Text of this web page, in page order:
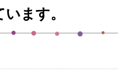
ます。